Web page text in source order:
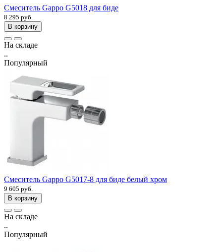
Смеситель Gappo G5018 для биде
8 295 руб.
В корзину
На складе
..
Популярный
Смеситель Gappo G5017-8 для биде белый хром
9 605 руб.
В корзину
На складе
..
Популярный